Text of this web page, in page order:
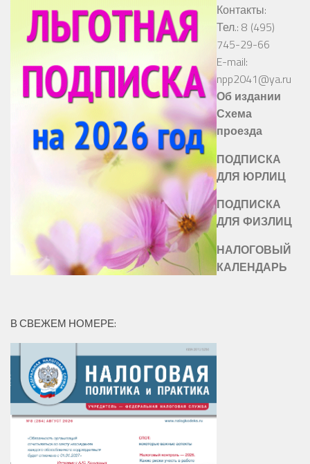
Контакты:
Тел.: 8 (495)
745-29-66
E-mail:
npp2041@ya.ru
Об издании
Схема
проезда
ПОДПИСКА
ДЛЯ ЮРЛИЦ
ПОДПИСКА
ДЛЯ ФИЗЛИЦ
НАЛОГОВЫЙ
КАЛЕНДАРЬ
В СВЕЖЕМ НОМЕРЕ: